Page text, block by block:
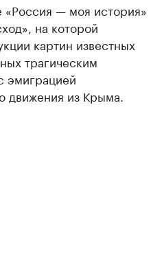
— моя история»
на которой
картин известных
трагическим
эмиграцией
движения из Крыма.